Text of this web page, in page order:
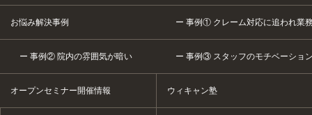
お悩み解決事例 事例① クレーム対応に追われ業
事例② 院内の雰囲気が暗い 事例③ スタッフのモチベーショ
オープンセミナー開催情報 ウィキャン塾